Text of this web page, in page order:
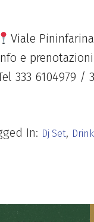
Viale Pininfarina
e
333 6104979 /
In: Dj Set,